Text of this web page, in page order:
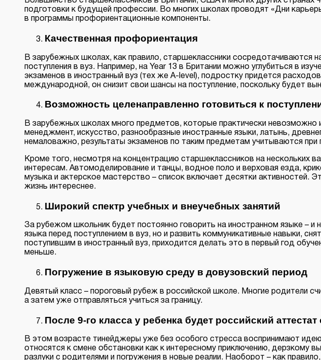
подготовки к будущей профессии. Во многих школах проводят «Дни
в программы профориентационные компоненты.
Качественная профориентация
В зарубежных школах, как правило, старшеклассники сосредотачиваются
поступления в вуз. Например, на Year 13 в Британии можно углубиться в
экзаменов в иностранный вуз (тех же A-level), подростку придется
международной, он снизит свои шансы на поступление, поскольку будет
Возможность целенаправленно готовиться к
В зарубежных школах много предметов, которые практически невозможно
менеджмент, искусство, разнообразные иностранные языки, латынь,
немаловажно, результаты экзаменов по таким предметам учитываются при
Кроме того, несмотря на концентрацию старшеклассников на нескольких
интересам. Автомоделирование и танцы, водное поло и верховая езда,
музыка и актерское мастерство – список включает десятки
жизнь интереснее.
Широкий спектр учебных и внеучебных занятий
За рубежом школьник будет постоянно говорить на иностранном языке – и
языка перед поступлением в вуз, но и развить коммуникативные навыки,
поступившим в иностранный вуз, приходится делать это в первый год
меньше.
Погружение в языковую среду в довузовский период
Девятый класс – пороговый рубеж в российской школе. Многие родители
а затем уже отправляться учиться за границу.
После 9-го класса у ребенка будет российский
В этом возрасте тинейджеры уже без особого стресса воспринимают
относятся к смене обстановки как к интересному приключению, дерзкому
разлуки с родителями и погружения в новые реалии. Наоборот – как